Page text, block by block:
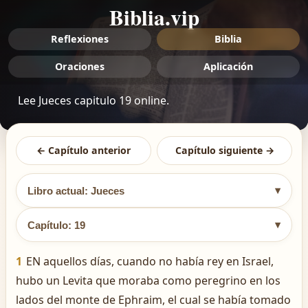
Biblia.vip
Reflexiones Biblia
Oraciones Aplicación
Lee Jueces capitulo 19 online.
← Capítulo anterior Capítulo siguiente →
Libro actual: Jueces ▾
Capítulo: 19 ▾
1 EN aquellos días, cuando no había rey en Israel,
hubo un Levita que moraba como peregrino en los
lados del monte de Ephraim, el cual se había tomado